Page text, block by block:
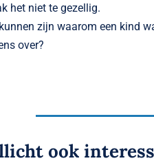
het niet te gezellig.
zijn waarom een kind
over?
ook